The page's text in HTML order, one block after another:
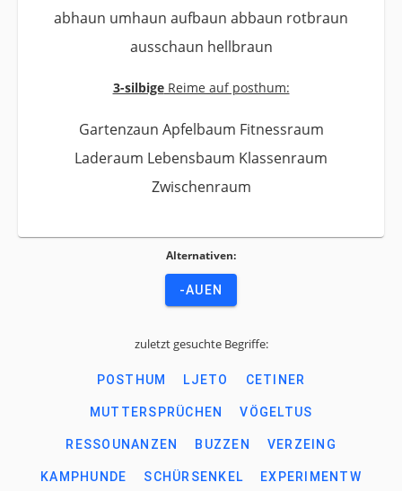
abhaun umhaun aufbaun abbaun rotbraun
ausschaun hellbraun
3-silbigeReime auf posthum:
Gartenzaun Apfelbaum Fitnessraum
Laderaum Lebensbaum Klassenraum
Zwischenraum
Alternativen:
-AUEN
zuletzt gesuchte Begriffe:
POSTHUM LJETO CETINER
MUTTERSPRÜCHEN VÖGELTUS
RESSOUNANZEN BUZZEN VERZEING
KAMPHUNDE SCHÜRSENKEL EXPERIMENTW